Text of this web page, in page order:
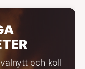
och koll